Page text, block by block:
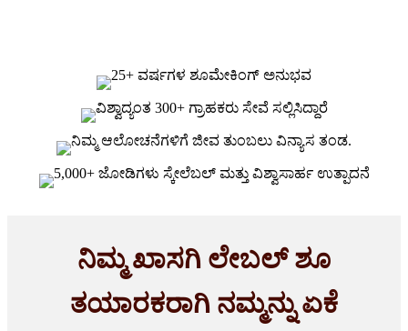
ನಿಮ್ಮ ಖಾಸಗಿ ಲೇಬಲ್ ಶೂ
ತಯಾರಕರಾಗಿ ನಮ್ಮನ್ನು ಏಕೆ